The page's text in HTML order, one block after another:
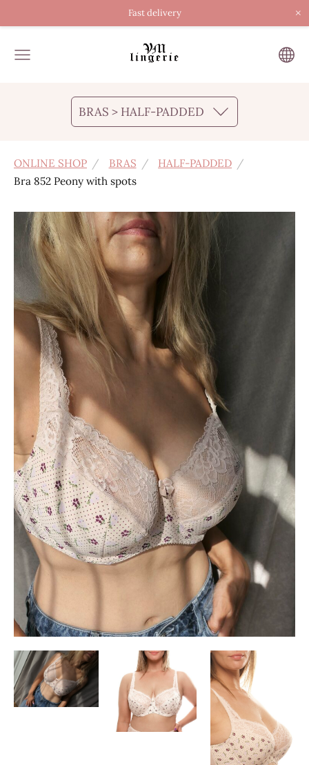
Fast delivery ×
BRAS > HALF-PADDED
ONLINE SHOP BRAS
HALF-PADDED
Bra 852 Peony with spots